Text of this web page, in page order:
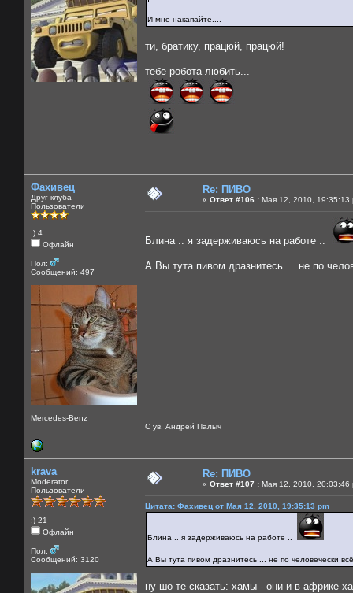
И мне накапайте....
ти, братику, працюй, працюй!
тебе робота любить...
Фахивец
Друг клуба
Пользователи
:) 4
Офлайн
Пол:
Сообщений: 497
Mercedes-Benz
Re: ПИВО
« Ответ #106 : Мая 12, 2010, 19:35:13
Блина .. я задерживаюсь на работе ..
А Вы тута пивом дразнитесь ... не по
С ув. Андрей Палыч
krava
Moderator
Пользователи
:) 21
Офлайн
Пол:
Сообщений: 3120
Re: ПИВО
« Ответ #107 : Мая 12, 2010, 20:03:46
Цитата: Фахивец от Мая 12, 2010, 19:35:13 pm
Блина .. я задерживаюсь на работе ..
А Вы тута пивом дразнитесь ... не по человечески
ну шо те сказать: хамы - они и в африке